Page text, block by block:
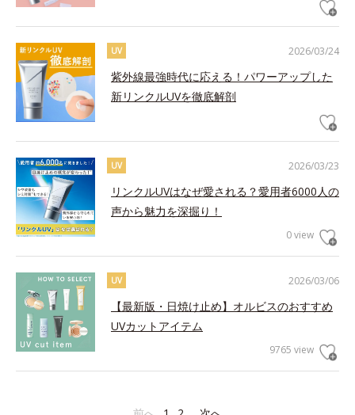
2026/03/24
UV
紫外線最強時代に応える！パワーアップした
新リンクルUVを徹底解剖
2026/03/23
UV
リンクルUVはなぜ愛される？愛用者6000人の
声から魅力を深掘り！
0 view
2026/03/06
UV
【最新版・日焼け止め】オルビスのおすすめ
UVカットアイテム
9765 view